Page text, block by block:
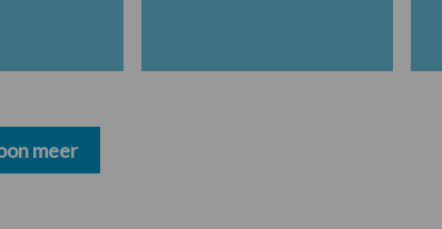
meer